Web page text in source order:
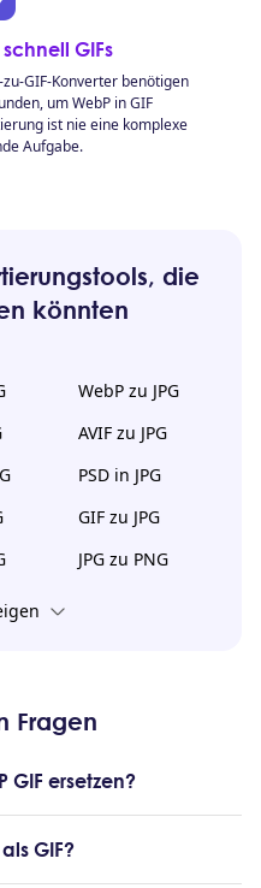
GIFs
GIF-Konverter benötigen
um WebP in GIF
ist nie eine komplexe
Aufgabe.
die
könnten
WebP zu JPG
AVIF zu JPG
PSD in JPG
GIF zu JPG
JPG zu PNG
Fragen
GIF ersetzen?
GIF?